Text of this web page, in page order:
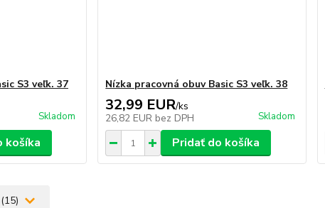
S3 veľk. 37
Skladom
košíka
Nízka pracovná obuv Basic S3 veľk. 38
32,99 EUR/ks
26,82 EUR bez DPH Skladom
Pridať do košíka